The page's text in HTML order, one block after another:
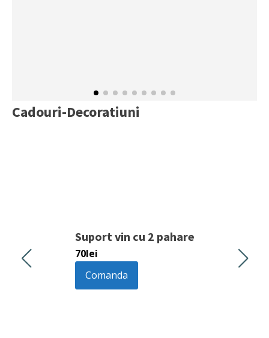
Cadouri-Decoratiuni
Suport vin cu 2 pahare
70lei
Comanda